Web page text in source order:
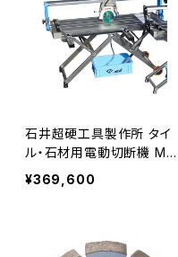
石井超硬工具製作所 タイ
ル・石材用電動切断機 Max
7-z1200 マックスシリーズ
180mmダイヤ刃タイプ 切巾
等に【メーカー直送】 MAX7
¥369,600